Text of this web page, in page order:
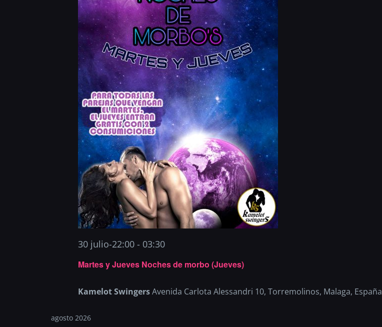
Martes y Jueves Noches de morbo (Jueves)
30 julio-22:00 - 03:30
Kamelot SwingersAvenida Carlota Alessandri 10, Torremolinos, Malaga, España
agosto 2026